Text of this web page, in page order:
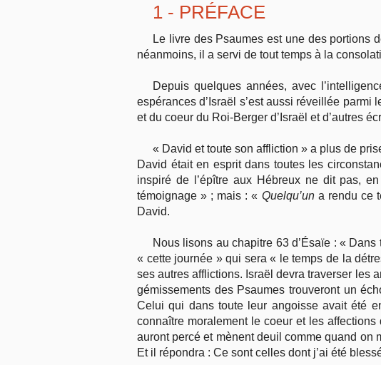
1 - PRÉFACE
Le livre des Psaumes est une des portions
néanmoins, il a servi de tout temps à la
Depuis quelques années, avec
espérances d’Israël s’est aussi réveillée
et du coeur du Roi-Berger d’Israël et d’autres
« David et toute son affliction » a plus de
David était en esprit dans toutes les
inspiré de l’épître aux Hébreux ne dit pas,
témoignage » ; mais : « Quelqu’un a rendu ce
David.
Nous lisons au chapitre 63 d’Ésaïe : «
« cette journée » qui sera « le temps de la
ses autres afflictions. Israël devra traverser les
gémissements des Psaumes trouveront un
Celui qui dans toute leur angoisse avait été
connaître moralement le coeur et les
auront percé et mènent deuil comme quand on
Et il répondra : Ce sont celles dont j’ai été